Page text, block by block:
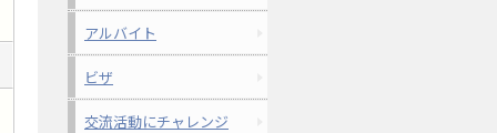
アルバイト
ビザ
交流活動にチャレンジ